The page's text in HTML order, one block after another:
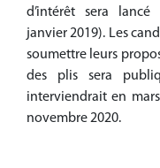
d’intérêt sera
janvier 2019). Les
soumettre leurs
des plis sera
interviendrait en
novembre 2020.